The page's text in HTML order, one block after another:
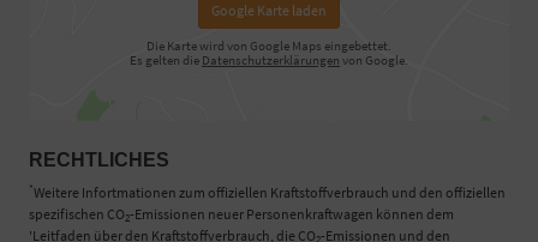
Google Karte laden
Die Karte wird von Google Maps eingebettet.
Es gelten die Datenschutzerklärungen von Google.
RECHTLICHES
*Weitere Infortmationen zum offiziellen Kraftstoffverbrauch und den offiziellen
spezifischen CO2-Emissionen neuer Personenkraftwagen können dem
'Leitfaden über den Kraftstoffverbrauch, die CO2-Emissionen und den